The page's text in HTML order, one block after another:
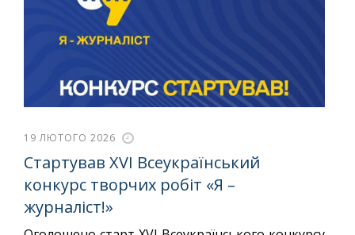
19 ЛЮТОГО 2026
Стартував XVІ Всеукраїнський
конкурс творчих робіт «Я –
журналіст!»